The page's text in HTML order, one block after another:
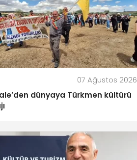
07 Ağustos 2026
dünyaya Türkmen kültürü